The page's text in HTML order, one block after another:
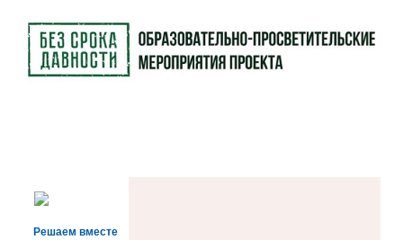
Решаем вместе